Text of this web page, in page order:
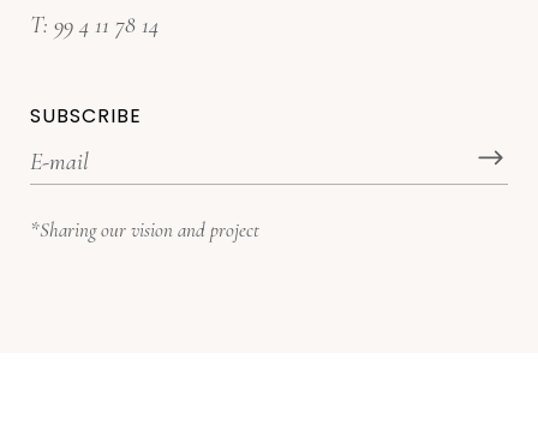
T: 99 4 11 78 14
SUBSCRIBE
*Sharing our vision and project